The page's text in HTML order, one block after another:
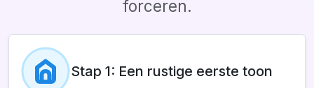
forceren.
Stap 1: Een rustige eerste toon